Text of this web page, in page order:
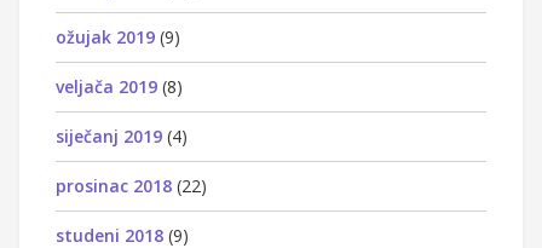
ožujak 2019 (9)
veljača 2019 (8)
siječanj 2019 (4)
prosinac 2018 (22)
studeni 2018 (9)